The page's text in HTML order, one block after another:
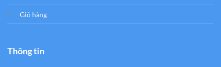
Giỏ hàng
Thông tin